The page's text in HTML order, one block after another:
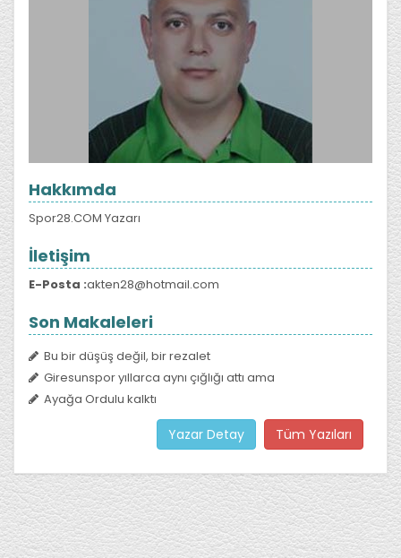
Hakkımda
Spor28.COM Yazarı
İletişim
E-Posta :akten28@hotmail.com
Son Makaleleri
Bu bir düşüş değil, bir rezalet
Giresunspor yıllarca aynı çığlığı attı ama
Ayağa Ordulu kalktı
Yazar Detay Tüm Yazıları